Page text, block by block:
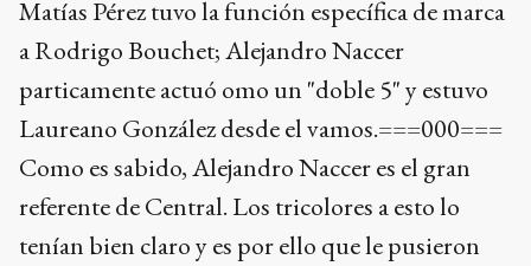
Matías Pérez tuvo la función específica de marca
a Rodrigo Bouchet; Alejandro Naccer
particamente actuó omo un "doble 5" y estuvo
Laureano González desde el vamos.===000===
Como es sabido, Alejandro Naccer es el gran
referente de Central. Los tricolores a esto lo
tenían bien claro y es por ello que le pusieron